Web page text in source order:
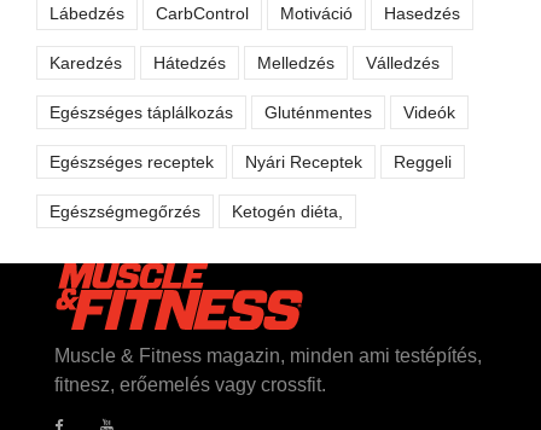
Lábedzés CarbControl Motiváció Hasedzés
Karedzés Hátedzés Melledzés Válledzés
Egészséges táplálkozás Gluténmentes Videók
Egészséges receptek Nyári Receptek Reggeli
Egészségmegőrzés Ketogén diéta,
Muscle & Fitness magazin, minden ami testépítés,
fitnesz, erőemelés vagy crossfit.